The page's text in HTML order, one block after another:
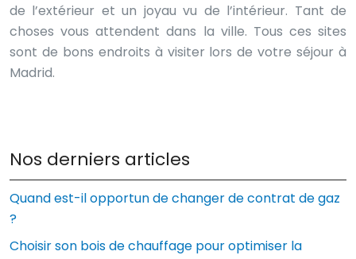
de l’extérieur et un joyau vu de l’intérieur. Tant de
choses vous attendent dans la ville. Tous ces sites
sont de bons endroits à visiter lors de votre séjour à
Madrid.
Nos derniers articles
Quand est-il opportun de changer de contrat de gaz
?
Choisir son bois de chauffage pour optimiser la